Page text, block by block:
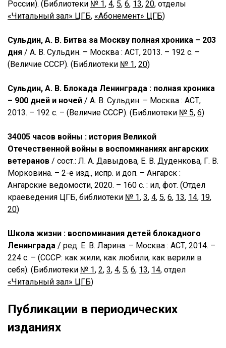
России). (Библиотеки № 1, 4, 5, 6, 13, 20, отделы
«Читальный зал» ЦГБ, «Абонемент» ЦГБ)
Сульдин, А. В. Битва за Москву полная хроника – 203
дня / А. В. Сульдин. – Москва : АСТ, 2013. – 192 с. –
(Величие СССР). (Библиотеки № 1, 20)
Сульдин, А. В. Блокада Ленинграда : полная хроника
– 900 дней и ночей / А. В. Сульдин. – Москва : АСТ,
2013. – 192 с. – (Величие СССР). (Библиотеки № 5, 6)
34005 часов войны : история Великой
Отечественной войны в воспоминаниях ангарских
ветеранов / сост.: Л. А. Давыдова, Е. В. Дуденкова, Г. В.
Морковина. – 2-е изд., испр. и доп. – Ангарск :
Ангарские ведомости, 2020. – 160 с. : ил, фот. (Отдел
краеведения ЦГБ, библиотеки № 1, 3, 4, 5, 6, 13, 14, 19,
20)
Школа жизни : воспоминания детей блокадного
Ленинграда / ред. Е. В. Ларина. – Москва : АСТ, 2014. –
224 с. – (СССР: как жили, как любили, как верили в
себя). (Библиотеки № 1, 2, 3, 4, 5, 6, 13, 14, отдел
«Читальный зал» ЦГБ)
Публикации в периодических
изданиях